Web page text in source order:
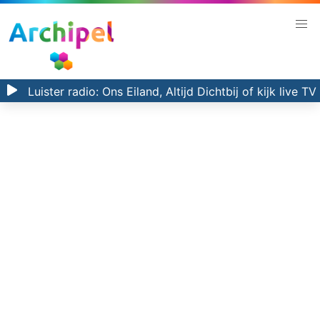
Luister radio: Ons Eiland, Altijd Dichtbij of kijk live TV